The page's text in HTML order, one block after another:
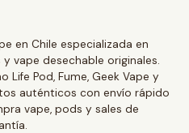
en Chile especializada en
vape desechable originales.
Life Pod, Fume, Geek Vape y
auténticos con envío rápido
vape, pods y sales de